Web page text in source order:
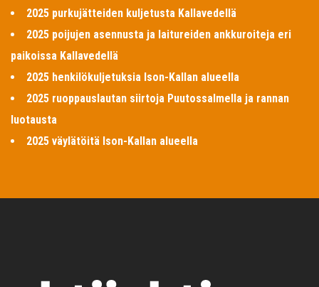
2025 purkujätteiden kuljetusta Kallavedellä
2025 poijujen asennusta ja laitureiden ankkuroiteja eri
paikoissa Kallavedellä
2025 henkilökuljetuksia Ison-Kallan alueella
2025 ruoppauslautan siirtoja Puutossalmella ja rannan
luotausta
2025 väylätöitä Ison-Kallan alueella